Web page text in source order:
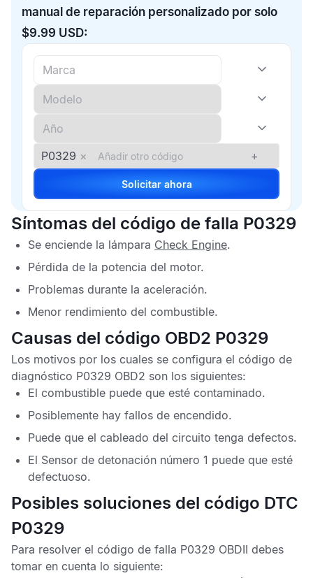
manual de reparación personalizado por solo
$9.99 USD:
P0329 × +
Solicitar ahora
Síntomas del código de falla P0329
Se enciende la lámpara Check Engine.
Pérdida de la potencia del motor.
Problemas durante la aceleración.
Menor rendimiento del combustible.
Causas del código OBD2 P0329
Los motivos por los cuales se configura el código de
diagnóstico P0329 OBD2 son los siguientes:
El combustible puede que esté contaminado.
Posiblemente hay fallos de encendido.
Puede que el cableado del circuito tenga defectos.
El Sensor de detonación número 1 puede que esté
defectuoso.
Posibles soluciones del código DTC
P0329
Para resolver el código de falla P0329 OBDII debes
tomar en cuenta lo siguiente: